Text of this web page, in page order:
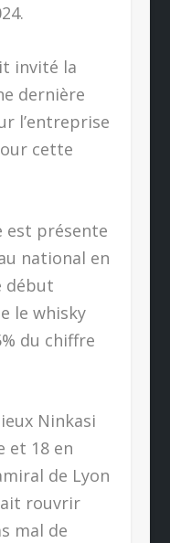
invité la
dernière
l’entreprise
cette
est présente
national en
début
le whisky
du chiffre
Ninkasi
et 18 en
de Lyon
rouvrir
mal de